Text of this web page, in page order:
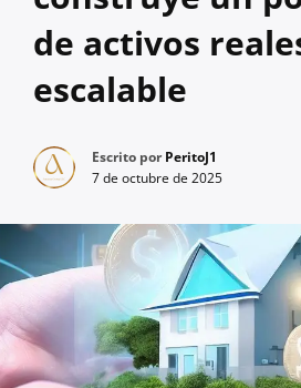
de activos
escalable
Escrito porPeritoJ1
7 de octubre de 2025